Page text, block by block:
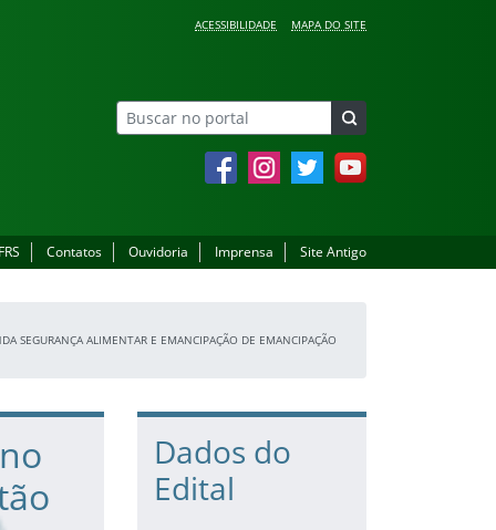
ACESSIBILIDADE MAPA DO SITE
FacebookInstagramTwitter YouTube
Contatos Ouvidoria Imprensa Site Antigo
SEGURANÇA ALIMENTAR E EMANCIPAÇÃO DE EMANCIPAÇÃO
Dados do
Edital